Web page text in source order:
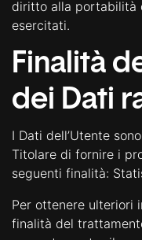
diritto alla portabilità
esercitati.
Finalità
dei Dati
I Dati dell’Utente
Titolare di fornire i
seguenti finalità:
Per ottenere ulteriori
finalità del